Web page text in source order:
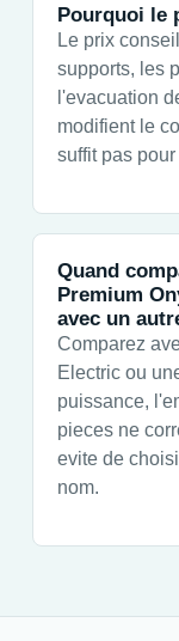
Pourquoi le
Le prix
supports, les
l'evacuation
modifient le
suffit pas pour
Quand
Premium
avec un
Comparez
Electric ou
puissance,
pieces ne
evite de
nom.